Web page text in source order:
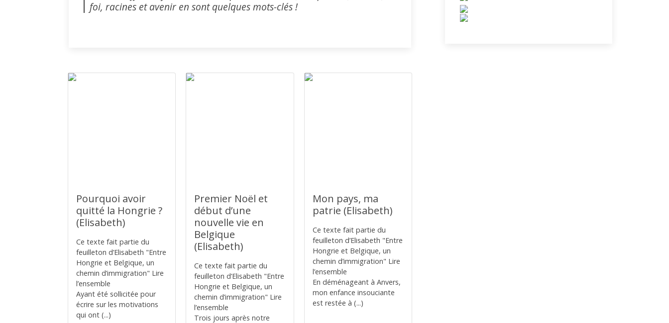
foi, racines et avenir en sont quelques mots-clés !
Pourquoi avoir
quitté la Hongrie ?
(Elisabeth)
Ce texte fait partie du
feuilleton d’Elisabeth "Entre
Hongrie et Belgique, un
chemin d’immigration" Lire
l’ensemble
Ayant été sollicitée pour
écrire sur les motivations
qui ont (...)
Premier Noël et
début d’une
nouvelle vie en
Belgique
(Elisabeth)
Ce texte fait partie du
feuilleton d’Elisabeth "Entre
Hongrie et Belgique, un
chemin d’immigration" Lire
l’ensemble
Trois jours après notre
Mon pays, ma
patrie (Elisabeth)
Ce texte fait partie du
feuilleton d’Elisabeth "Entre
Hongrie et Belgique, un
chemin d’immigration" Lire
l’ensemble
En déménageant à Anvers,
mon enfance insouciante
est restée à (...)